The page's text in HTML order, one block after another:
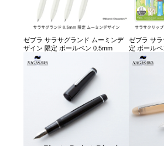
ゼブラ サラサグランド ムーミンデ
ザイン 限定 ボールペン 0.5mm
ゼブラ サ
定 ボール